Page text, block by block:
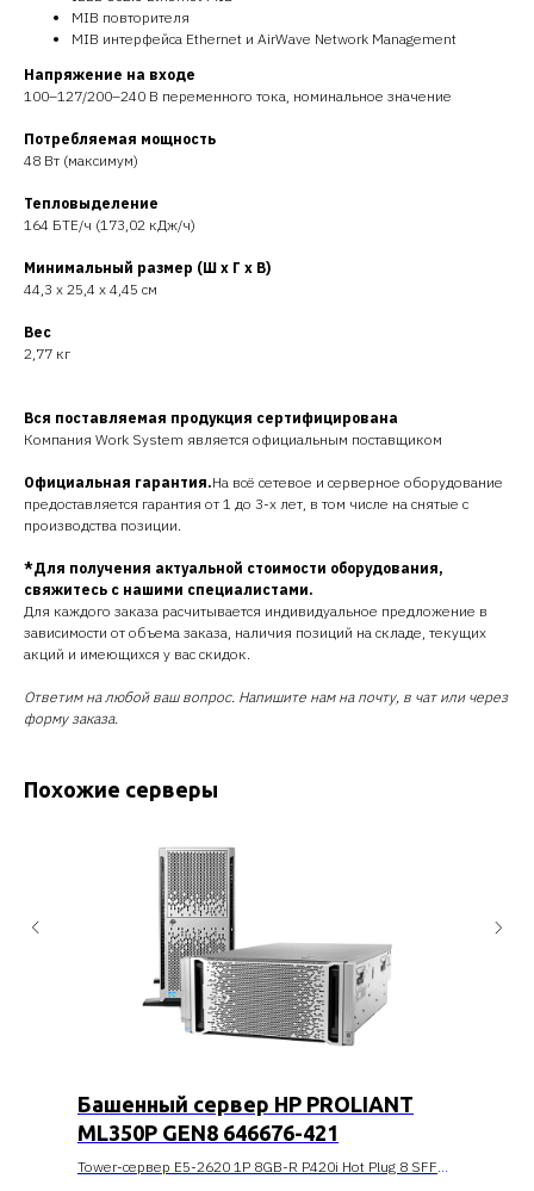
MIB повторителя
MIB интерфейса Ethernet и AirWave Network Management
Напряжение на входе
100–127/200–240 В переменного тока, номинальное значение
Потребляемая мощность
48 Вт (максимум)
Тепловыделение
164 БТЕ/ч (173,02 кДж/ч)
Минимальный размер (Ш x Г x В)
44,3 x 25,4 x 4,45 см
Вес
2,77 кг
Вся поставляемая продукция сертифицирована
Компания Work System является официальным поставщиком
Официальная гарантия.На всё сетевое и серверное оборудование
предоставляется гарантия от 1 до 3-х лет, в том числе на снятые с
производства позиции.
*Для получения актуальной стоимости оборудования,
свяжитесь с нашими специалистами.
Для каждого заказа расчитывается индивидуальное предложение в
зависимости от объема заказа, наличия позиций на складе, текущих
акций и имеющихся у вас скидок.
Ответим на любой ваш вопрос. Напишите нам на почту, в чат или через
форму заказа.
Похожие серверы
Башенный сервер HP PROLIANT
ML350P GEN8 646676-421
Tower-сервер E5-2620 1P 8GB-R P420i Hot Plug 8 SFF